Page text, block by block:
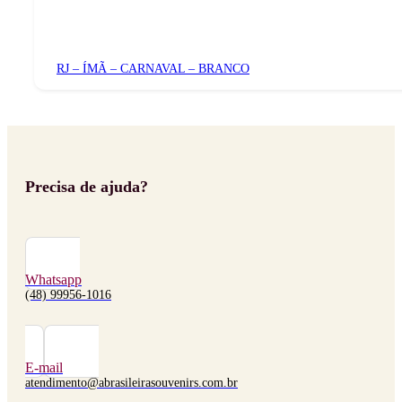
RJ – ÍMÃ – CARNAVAL – BRANCO
Precisa de ajuda?
Whatsapp
(48) 99956-1016
E-mail
atendimento@abrasileirasouvenirs.com.br